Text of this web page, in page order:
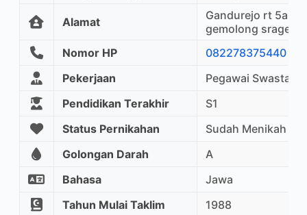
Alamat
Gandurejo rt 5a
gemolong sragen
Nomor HP
082278375440
Pekerjaan
Pegawai Swasta
Pendidikan Terakhir
S1
Status Pernikahan
Sudah Menikah
Golongan Darah
A
Bahasa
Jawa
Tahun Mulai Taklim
1988